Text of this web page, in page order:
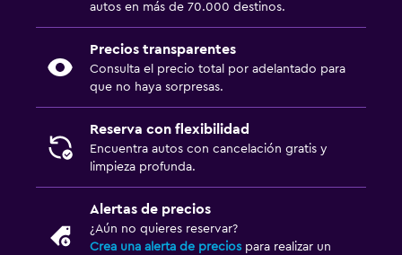
autos en más de 70.000 destinos.
Precios transparentes
Consulta el precio total por adelantado para
que no haya sorpresas.
Reserva con flexibilidad
Encuentra autos con cancelación gratis y
limpieza profunda.
Alertas de precios
¿Aún no quieres reservar?
Crea una alerta de precios para realizar un